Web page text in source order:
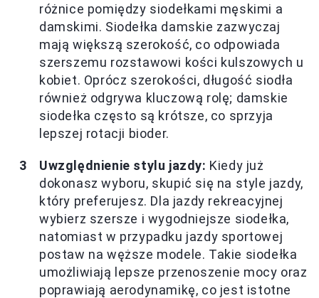
różnice pomiędzy siodełkami męskimi a
damskimi. Siodełka damskie zazwyczaj
mają większą szerokość, co odpowiada
szerszemu rozstawowi kości kulszowych u
kobiet. Oprócz szerokości, długość siodła
również odgrywa kluczową rolę; damskie
siodełka często są krótsze, co sprzyja
lepszej rotacji bioder.
Uwzględnienie stylu jazdy: Kiedy już
dokonasz wyboru, skupić się na style jazdy,
który preferujesz. Dla jazdy rekreacyjnej
wybierz szersze i wygodniejsze siodełka,
natomiast w przypadku jazdy sportowej
postaw na węższe modele. Takie siodełka
umożliwiają lepsze przenoszenie mocy oraz
poprawiają aerodynamikę, co jest istotne